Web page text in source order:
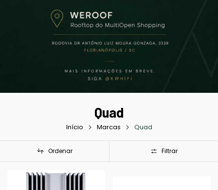
Quad
Início Marcas Quad
Ordenar Filtrar